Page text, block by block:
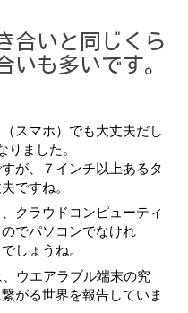
合いと同じくら
いも多いです。
スマホ）でも大丈夫だし
ました。
が、７インチ以上あるタ
ですね。
クラウドコンピューティ
でパソコンでなけれ
しょうね。
ウエアラブル端末の究
がる世界を報告していま